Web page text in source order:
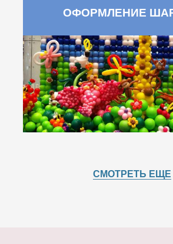
ОФОРМЛЕНИЕ
СМОТРЕТЬ ЕЩЕ